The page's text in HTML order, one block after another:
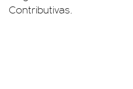
Contributivas.